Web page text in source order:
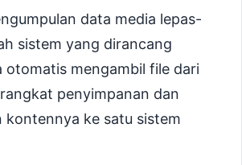
data media lepas-
sistem yang dirancang
otomatis mengambil file dari
penyimpanan dan
kontennya ke satu sistem